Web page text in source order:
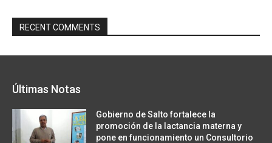
RECENT COMMENTS
Últimas Notas
Gobierno de Salto fortalece la
promoción de la lactancia materna y
pone en funcionamiento un Consultorio